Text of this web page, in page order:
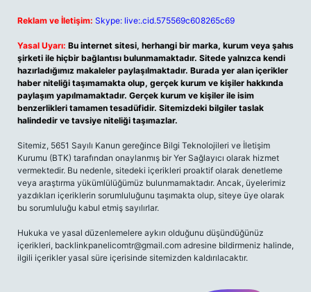
Reklam ve İletişim: Skype: live:.cid.575569c608265c69
Yasal Uyarı: Bu internet sitesi, herhangi bir marka, kurum veya şahıs
şirketi ile hiçbir bağlantısı bulunmamaktadır. Sitede yalnızca kendi
hazırladığımız makaleler paylaşılmaktadır. Burada yer alan içerikler
haber niteliği taşımamakta olup, gerçek kurum ve kişiler hakkında
paylaşım yapılmamaktadır. Gerçek kurum ve kişiler ile isim
benzerlikleri tamamen tesadüfidir. Sitemizdeki bilgiler taslak
halindedir ve tavsiye niteliği taşımazlar.
Sitemiz, 5651 Sayılı Kanun gereğince Bilgi Teknolojileri ve İletişim
Kurumu (BTK) tarafından onaylanmış bir Yer Sağlayıcı olarak hizmet
vermektedir. Bu nedenle, sitedeki içerikleri proaktif olarak denetleme
veya araştırma yükümlülüğümüz bulunmamaktadır. Ancak, üyelerimiz
yazdıkları içeriklerin sorumluluğunu taşımakta olup, siteye üye olarak
bu sorumluluğu kabul etmiş sayılırlar.
Hukuka ve yasal düzenlemelere aykırı olduğunu düşündüğünüz
içerikleri, backlinkpanelicomtr@gmail.com adresine bildirmeniz halinde,
ilgili içerikler yasal süre içerisinde sitemizden kaldırılacaktır.